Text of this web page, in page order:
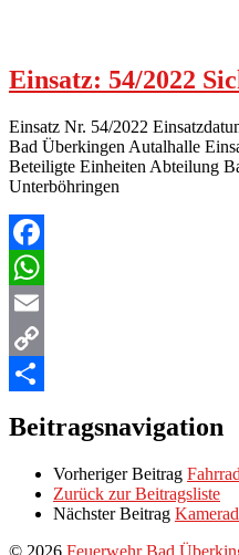
Einsatz: 54/2022
Einsatz Nr. 54/2022
Bad Überkingen Autalhalle
Beteiligte Einheiten Abteilung
Unterböhringen
Facebook
WhatsApp
Email
Copy
Beitragsnavigation
Vorheriger Beitrag
Zurück zur Beitragsliste
Nächster Beitrag